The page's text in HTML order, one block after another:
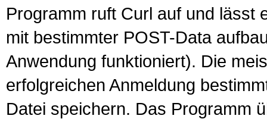
Programm ruft Curl auf und lässt
mit bestimmter POST-Data
Anwendung funktioniert). Die
erfolgreichen Anmeldung
Datei speichern. Das Programm